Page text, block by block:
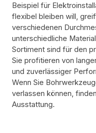
Beispiel für
flexibel bleiben will,
verschiedenen
unterschiedliche
Sortiment sind für den
Sie profitieren von
und zuverlässiger
Wenn Sie
verlassen können,
Ausstattung.